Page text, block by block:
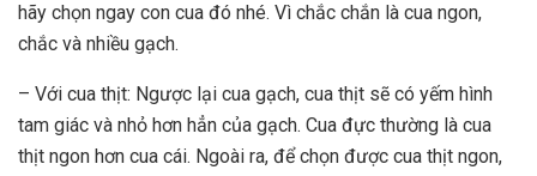
hãy chọn ngay con cua đó nhé. Vì chắc chắn là cua ngon,
chắc và nhiều gạch.
– Với cua thịt: Ngược lại cua gạch, cua thịt sẽ có yếm hình
tam giác và nhỏ hơn hẳn của gạch. Cua đực thường là cua
thịt ngon hơn cua cái. Ngoài ra, để chọn được cua thịt ngon,